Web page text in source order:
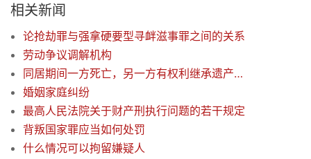
相关新闻
论抢劫罪与强拿硬要型寻衅滋事罪之间的关系
劳动争议调解机构
同居期间一方死亡，另一方有权利继承遗产吗？
婚姻家庭纠纷
最高人民法院关于财产刑执行问题的若干规定
背叛国家罪应当如何处罚
什么情况可以拘留嫌疑人